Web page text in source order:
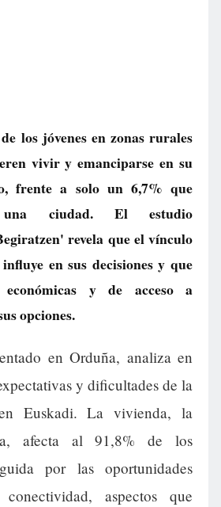
los jóvenes en zonas rurales
vivir y emanciparse en su
frente a solo un 6,7% que
ciudad. El estudio
revela que el vínculo
en sus decisiones y que
económicas y de acceso a
opciones.
en Orduña, analiza en
y dificultades de la
Euskadi. La vivienda, la
afecta al 91,8% de los
por las oportunidades
aspectos que